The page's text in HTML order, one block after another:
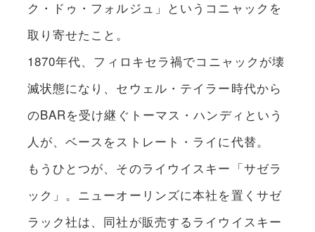
ク・ドゥ・フォルジュ」というコニャックを
取り寄せたこと。
1870年代、フィロキセラ禍でコニャックが壊
滅状態になり、セウェル・テイラー時代から
のBARを受け継ぐトーマス・ハンディという
人が、ベースをストレート・ライに代替。
もうひとつが、そのライウイスキー「サゼラ
ック」。ニューオーリンズに本社を置くサゼ
ラック社は、同社が販売するライウイスキー